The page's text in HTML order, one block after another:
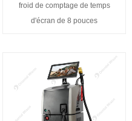
froid de comptage de temps
d'écran de 8 pouces